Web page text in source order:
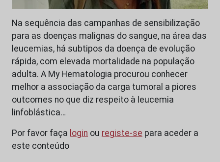
Na sequência das campanhas de sensibilização
para as doenças malignas do sangue, na área das
leucemias, há subtipos da doença de evolução
rápida, com elevada mortalidade na população
adulta. A My Hematologia procurou conhecer
melhor a associação da carga tumoral a piores
outcomes no que diz respeito à leucemia
linfoblástica…
Por favor faça login ou registe-se para aceder a
este conteúdo